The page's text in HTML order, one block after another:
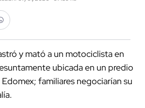
y mató a un motociclista en
ubicada en un predio
familiares negociarían su